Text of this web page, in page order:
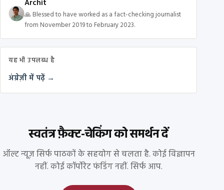
Archit
🙏 Blessed to have worked as a fact-checking journalist
from November 2019 to February 2023.
यह भी उपलब्ध है
अंग्रेज़ी में पढ़ें →
स्वतंत्र फ़ैक्ट-चेकिंग को समर्थन दें
ऑल्ट न्यूज़ सिर्फ पाठकों के सहयोग से चलता है. कोई विज्ञापन
नहीं. कोई कॉर्पोरेट फंडिंग नहीं. सिर्फ आप.